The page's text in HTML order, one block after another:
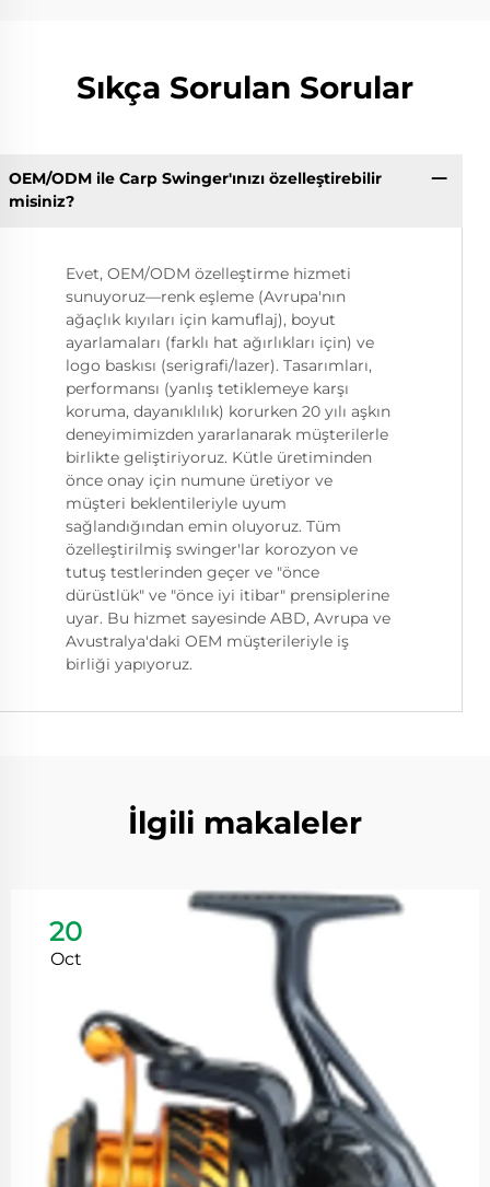
Sıkça Sorulan Sorular
OEM/ODM ile Carp Swinger'ınızı özelleştirebilir
misiniz?
Evet, OEM/ODM özelleştirme hizmeti
sunuyoruz—renk eşleme (Avrupa'nın
ağaçlık kıyıları için kamuflaj), boyut
ayarlamaları (farklı hat ağırlıkları için) ve
logo baskısı (serigrafi/lazer). Tasarımları,
performansı (yanlış tetiklemeye karşı
koruma, dayanıklılık) korurken 20 yılı aşkın
deneyimimizden yararlanarak müşterilerle
birlikte geliştiriyoruz. Kütle üretiminden
önce onay için numune üretiyor ve
müşteri beklentileriyle uyum
sağlandığından emin oluyoruz. Tüm
özelleştirilmiş swinger'lar korozyon ve
tutuş testlerinden geçer ve "önce
dürüstlük" ve "önce iyi itibar" prensiplerine
uyar. Bu hizmet sayesinde ABD, Avrupa ve
Avustralya'daki OEM müşterileriyle iş
birliği yapıyoruz.
İlgili makaleler
20
Oct